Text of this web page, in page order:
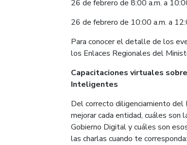
26 de febrero de 8:00 a.m. a
26 de febrero de 10:00 a.m. a
Para conocer el detalle de los
los Enlaces Regionales del
Capacitaciones virtuales
Inteligentes
Del correcto diligenciamiento del
mejorar cada entidad, cuáles son
Gobierno Digital y cuáles son
las charlas cuando te corresponda: